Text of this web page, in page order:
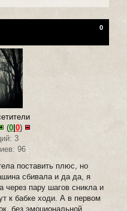
0
(0|0)
3
96
поставить плюс, но
сбивала и да да, я
через пару шагов сникла и
к бабке ходи. А в первом
без эмоциональной